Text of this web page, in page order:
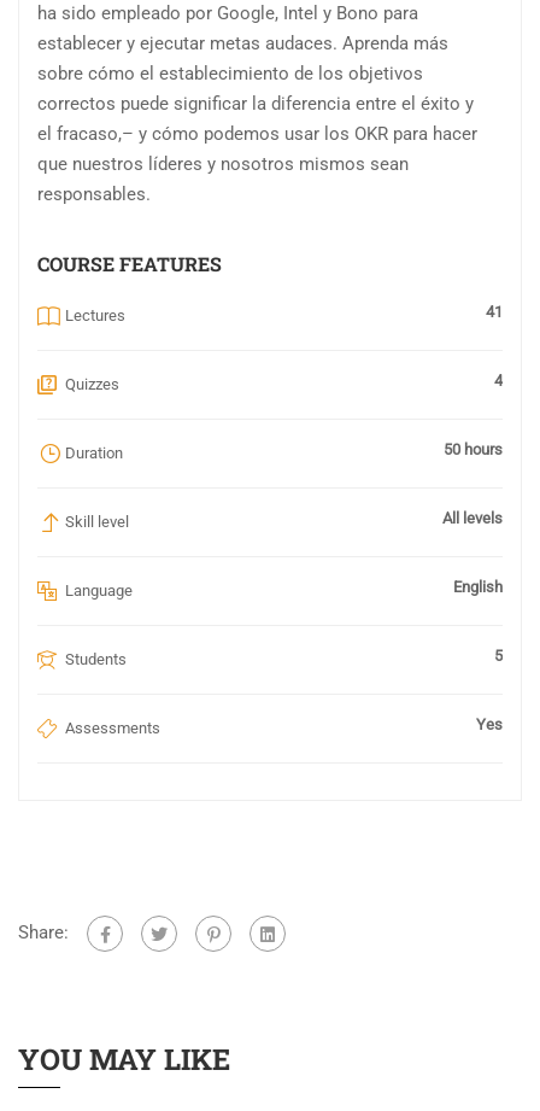
ha sido empleado por Google, Intel y Bono para
establecer y ejecutar metas audaces. Aprenda más
sobre cómo el establecimiento de los objetivos
correctos puede significar la diferencia entre el éxito y
el fracaso,– y cómo podemos usar los OKR para hacer
que nuestros líderes y nosotros mismos sean
responsables.
COURSE FEATURES
Lectures 41
Quizzes 4
Duration 50 hours
Skill level All levels
Language English
Students 5
Assessments Yes
Share:
YOU MAY LIKE